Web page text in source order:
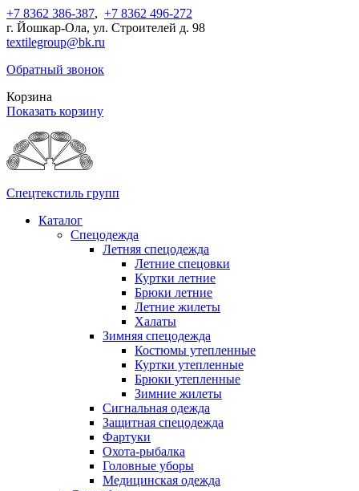
+7 8362 386-387, +7 8362 496-272
г. Йошкар-Ола, ул. Строителей д. 98
textilegroup@bk.ru
Обратный звонок
Корзина
Показать корзину
Спецтекстиль групп
Каталог
Спецодежда
Летняя спецодежда
Летние спецовки
Куртки летние
Брюки летние
Летние жилеты
Халаты
Зимняя спецодежда
Костюмы утепленные
Куртки утепленные
Брюки утепленные
Зимние жилеты
Сигнальная одежда
Защитная спецодежда
Фартуки
Охота-рыбалка
Головные уборы
Медицинская одежда